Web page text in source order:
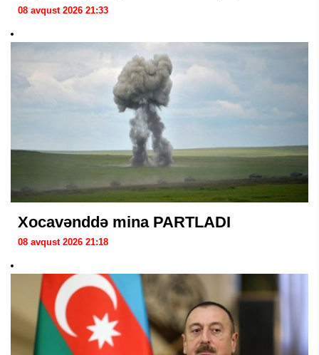
08 avqust 2026 21:33
Xocavənddə mina PARTLADI
08 avqust 2026 21:18